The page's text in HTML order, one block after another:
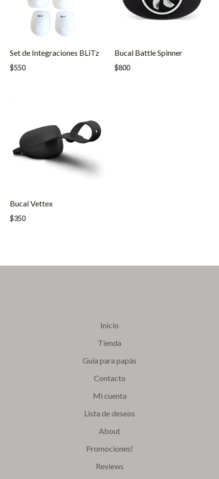
Set de Integraciones BLiTz
$550
Bucal Battle Spinner
$800
Bucal Vettex
$350
Inicio
Tienda
Guía para papás
Contacto
Mi cuenta
Lista de deseos
About
Promociones!
Reviews